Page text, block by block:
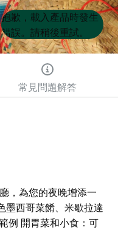
Product
List
Product
List
抱歉，載入產品時發生
錯誤。請稍後重試。
常見問題解答
，為您的夜晚增添一
墨西哥菜餚、米歇拉達
例 開胃菜和小食：可